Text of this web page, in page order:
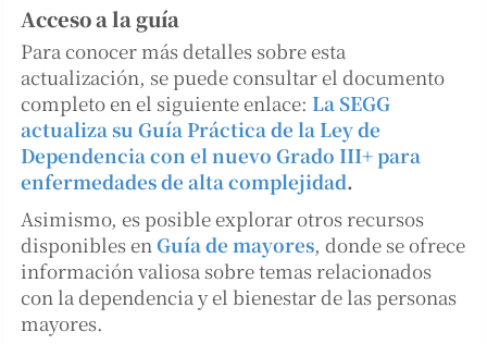
Acceso a la guía
Para conocer más detalles sobre esta
actualización, se puede consultar el documento
completo en el siguiente enlace: La SEGG
actualiza su Guía Práctica de la Ley de
Dependencia con el nuevo Grado III+ para
enfermedades de alta complejidad.
Asimismo, es posible explorar otros recursos
disponibles enGuía de mayores, donde se ofrece
información valiosa sobre temas relacionados
con la dependencia y el bienestar de las personas
mayores.